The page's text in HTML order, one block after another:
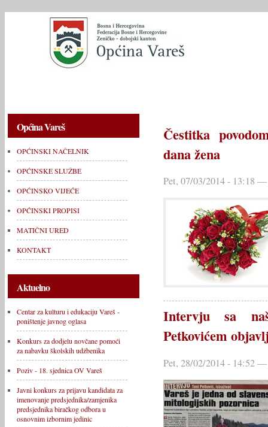
Općina Vareš
OPĆINSKI NAČELNIK
OPĆINSKE SLUŽBE
OPĆINSKO VIJEĆE
OPĆINSKI PROPISI
MATIČNI URED
KONTAKT
Aktuelno
Centar za kulturu i edukaciju Vareš -
poništenje javnog oglasa
Konkurs za dodjelu novčane pomoći
za nabavku školskih udžbenika
Poziv - 18. sjednica OV Vareš
Javni konkurs za prijavu kandidata za
imenovanje predsjednika/zamjenika
predsjednika biračkog odbora u
osnovnim izbornim jedinic
Čestitka
dana žena
Pet, 07/03/2014 - 13:18
Intervju sa
Petkovićem
Pet, 28/02/2014 - 14:52